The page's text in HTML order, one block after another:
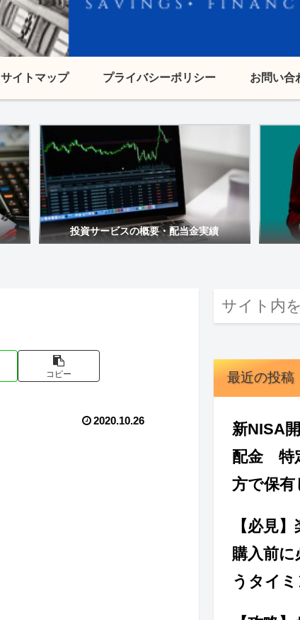
サイトマップ プライバシーポリシー お問い合
投資サービスの概要・配当金実績
コピー
2020.10.26
最近の投稿
新NISA
配金 特
方で保有
【必見
購入前
うタイ